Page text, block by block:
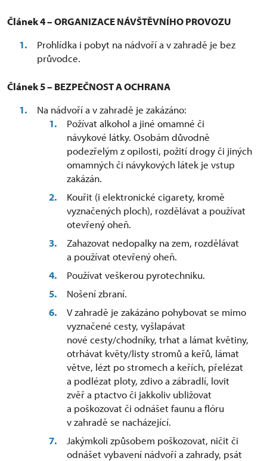
Článek 4 – ORGANIZACE NÁVŠTĚVNÍHO PROVOZU
Prohlídka i pobyt na nádvoří a v zahradě je bez
průvodce.
Článek 5 – BEZPEČNOST A OCHRANA
Na nádvoří a v zahradě je zakázáno:
Požívat alkohol a jiné omamné či
návykové látky. Osobám důvodně
podezřelým z opilosti, požití drogy či jiných
omamných či návykových látek je vstup
zakázán.
Kouřit (i elektronické cigarety, kromě
vyznačených ploch), rozdělávat a používat
otevřený oheň.
Zahazovat nedopalky na zem, rozdělávat
a používat otevřený oheň.
Používat veškerou pyrotechniku.
Nošení zbraní.
V zahradě je zakázáno pohybovat se mimo
vyznačené cesty, vyšlapávat
nové cesty/chodníky, trhat a lámat květiny,
otrhávat květy/listy stromů a keřů, lámat
větve, lézt po stromech a keřích, přelézat
a podlézat ploty, zdivo a zábradlí, lovit
zvěř a ptactvo či jakkoliv ubližovat
a poškozovat či odnášet faunu a flóru
v zahradě se nacházející.
Jakýmkoli způsobem poškozovat, ničit či
odnášet vybavení nádvoří a zahrady, psát